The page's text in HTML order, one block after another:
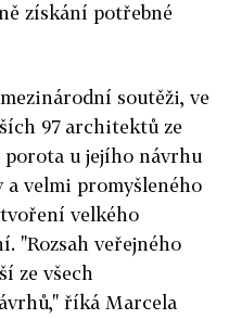
získání potřebné
soutěži, ve
97 architektů ze
u jejího návrhu
velmi promyšleného
velkého
"Rozsah veřejného
ze všech
říká Marcela